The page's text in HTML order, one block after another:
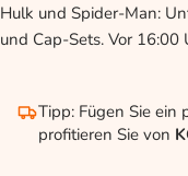
Hulk und Spider-Man:
und Cap-Sets. Vor
Tipp: Fügen Sie ein
profitieren Sie von